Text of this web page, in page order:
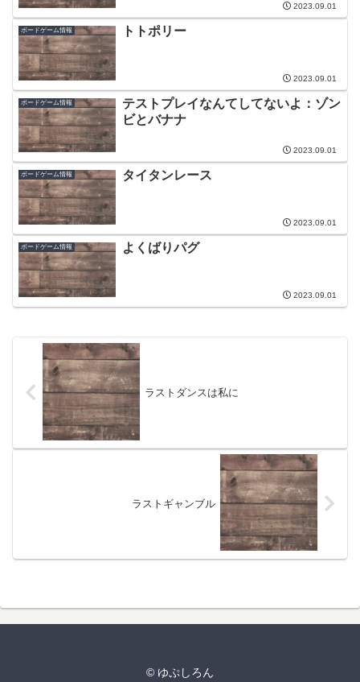
2023.09.01
ボードゲーム情報 トトポリー
2023.09.01
ボードゲーム情報
テストプレイなんてしてないよ：ゾン
ビとバナナ
2023.09.01
ボードゲーム情報 タイタンレース
2023.09.01
ボードゲーム情報 よくばりパグ
2023.09.01
ラストダンスは私に
ラストギャンブル
© ゆぷしろん